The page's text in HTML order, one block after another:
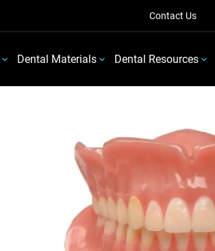
Contact Us
Dental Materials Dental Resources